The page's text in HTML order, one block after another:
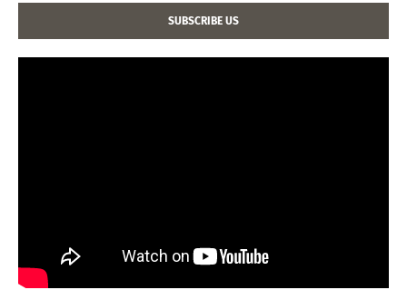
SUBSCRIBE US